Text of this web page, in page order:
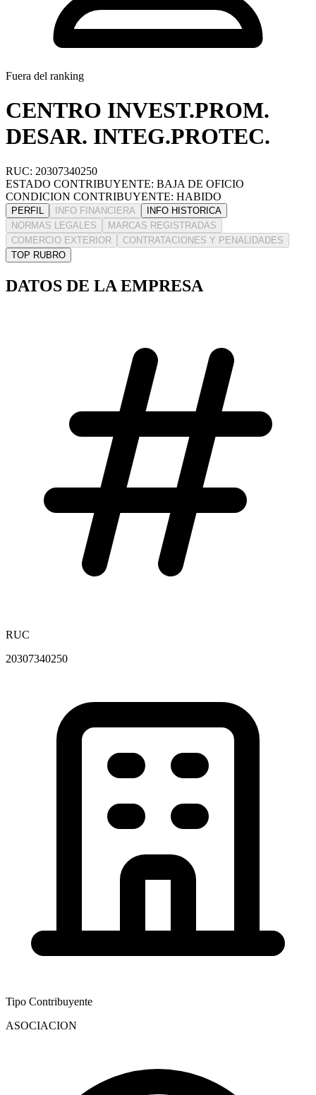
Fuera del ranking
CENTRO INVEST.PROM.
DESAR. INTEG.PROTEC.
RUC: 20307340250
ESTADO CONTRIBUYENTE: BAJA DE OFICIO
CONDICION CONTRIBUYENTE: HABIDO
PERFIL INFO FINANCIERA
INFO HISTORICA
NORMAS LEGALES
MARCAS REGISTRADAS
COMERCIO EXTERIOR
CONTRATACIONES Y PENALIDADES
TOP RUBRO
DATOS DE LA EMPRESA
RUC
20307340250
Tipo Contribuyente
ASOCIACION